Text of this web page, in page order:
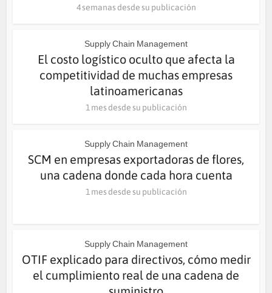
4 semanas desde su publicación
Supply Chain Management
El costo logístico oculto que afecta la
competitividad de muchas empresas
latinoamericanas
1 mes desde su publicación
Supply Chain Management
SCM en empresas exportadoras de flores,
una cadena donde cada hora cuenta
1 mes desde su publicación
Supply Chain Management
OTIF explicado para directivos, cómo medir
el cumplimiento real de una cadena de